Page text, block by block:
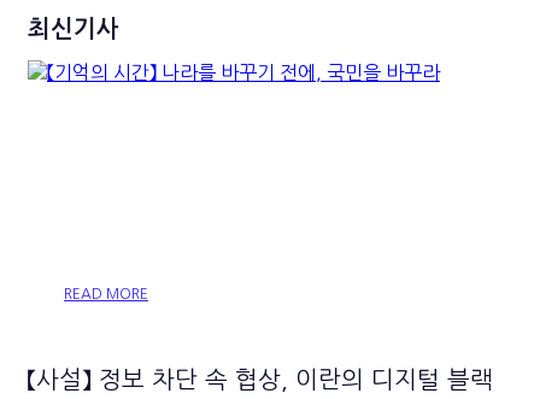
최신기사
READ MORE
【사설】 정보 차단 속 협상, 이란의 디지털 블랙